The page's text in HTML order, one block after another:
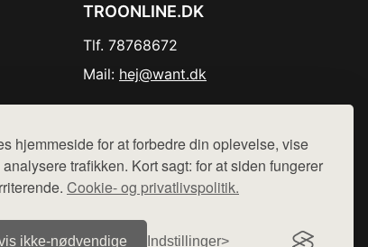
hjemmeside for at forbedre din oplevelse, vise
trafikken. Kort sagt: for at siden fungerer
Cookie- og privatlivspolitik.
ikke‑nødvendige Indstillinger
TROONLINE.DK
Tlf. 78768672
Mail: hej@want.dk
ikke varer fra denne side - vi henviser til de shops,